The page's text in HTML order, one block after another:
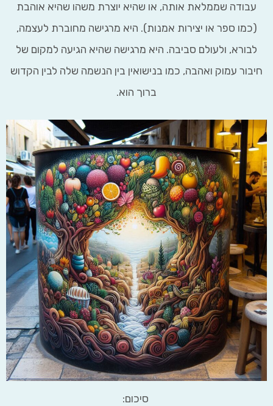
שממלאת אותה, או שהיא יוצרת משהו שהיא אוהבת
ספר או יצירות אמנות). היא מרגישה מחוברת לעצמה,
ולעולם סביבה. היא מרגישה שהיא הגיעה למקום של
עמוק ואהבה, כמו בנישואין בין הנשמה שלה לבין הקדוש
ברוך הוא.
סיכום: